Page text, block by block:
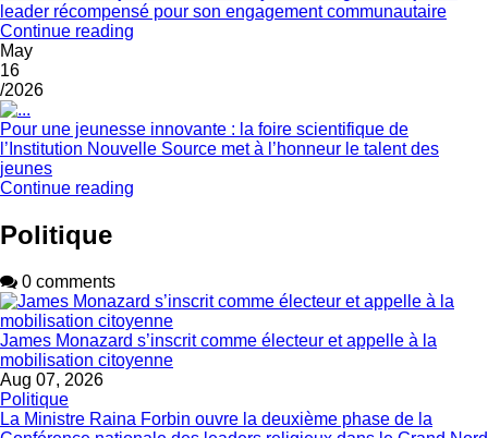
leader récompensé pour son engagement communautaire
Continue reading
May
16
/2026
Pour une jeunesse innovante : la foire scientifique de
l’Institution Nouvelle Source met à l’honneur le talent des
jeunes
Continue reading
Politique
0 comments
James Monazard s’inscrit comme électeur et appelle à la
mobilisation citoyenne
Aug 07, 2026
Politique
La Ministre Raina Forbin ouvre la deuxième phase de la